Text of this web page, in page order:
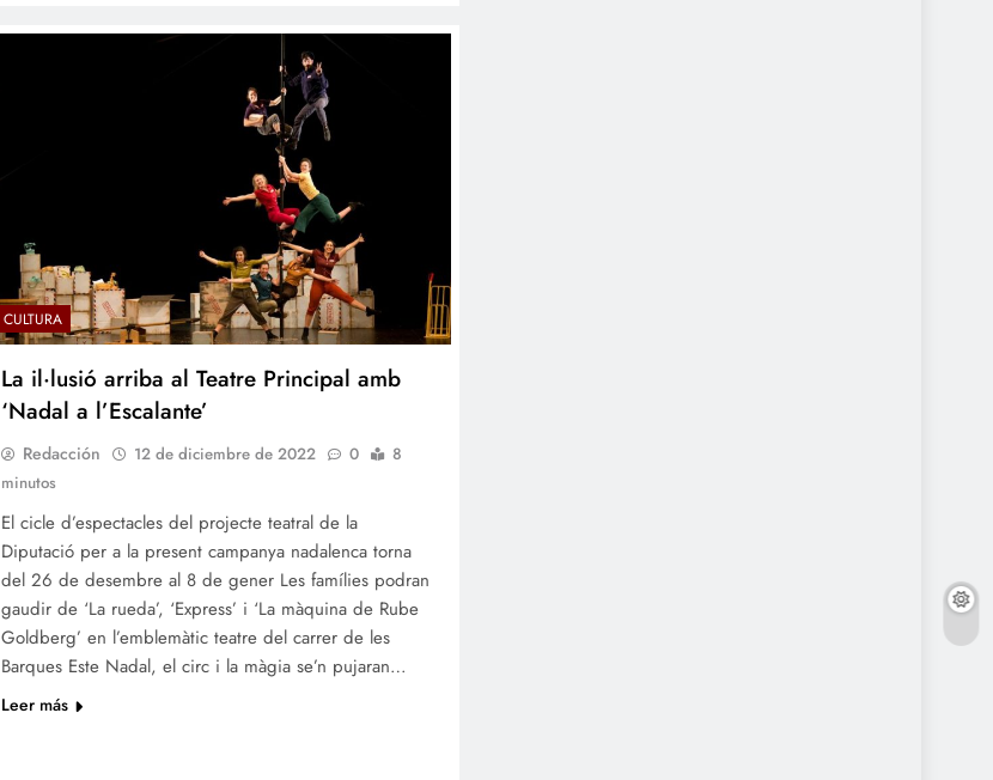
CULTURA
La il·lusió arriba al Teatre Principal amb
‘Nadal a l’Escalante’
Redacción 12 de diciembre de 2022 0
8
minutos
El cicle d’espectacles del projecte teatral de la
Diputació per a la present campanya nadalenca torna
del 26 de desembre al 8 de gener Les famílies podran
gaudir de ‘La rueda’, ‘Express’ i ‘La màquina de Rube
Goldberg’ en l’emblemàtic teatre del carrer de les
Barques Este Nadal, el circ i la màgia se’n pujaran…
Leer más